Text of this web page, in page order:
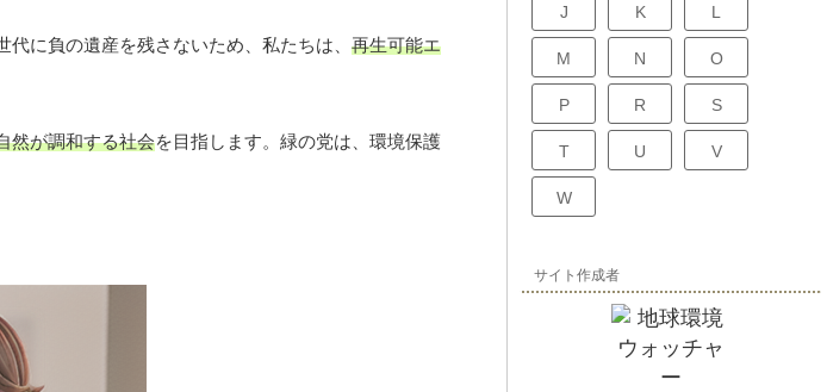
に負の遺産を残さないため、私たちは、 再生可能エ
然が調和する社会を目指します。緑の党は、環境保護
J K L
M N O
P R S
T U V
W
サイト作成者